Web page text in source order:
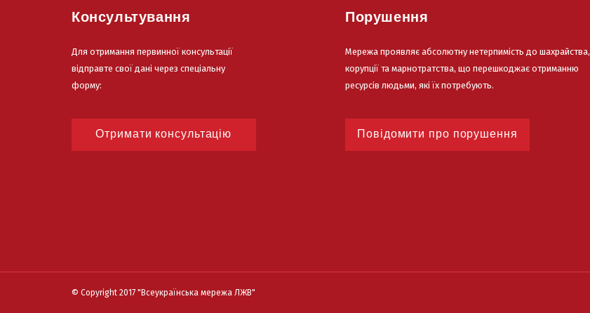
Консультування
Для отримання первинної консультації
відправте свої дані через спеціальну
форму:
Отримати консультацію
Порушення
Мережа проявляє абсолютну нетерпимість до шахрайства,
корупції та марнотратства, що перешкоджає отриманню
ресурсів людьми, які їх потребують.
Повідомити про порушення
© Copyright 2017 "Всеукраїнська мережа ЛЖВ"